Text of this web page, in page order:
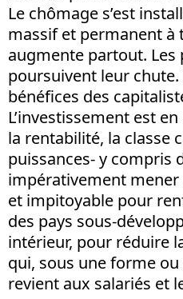
Le chômage s’est
massif et permanent à
augmente partout. Les
poursuivent leur chute.
bénéfices des
L’investissement est
la rentabilité, la classe
puissances- y compris
impérativement
et impitoyable pour
des pays sous-
intérieur, pour réduire
qui, sous une forme
revient aux salariés et